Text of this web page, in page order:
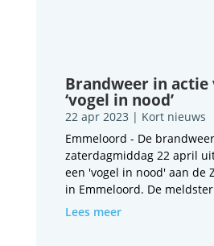
Brandweer in actie
‘vogel in nood’
22 apr 2023 | Kort nieuws
Emmeloord - De
zaterdagmiddag 22 april
een 'vogel in nood' aan de
in Emmeloord. De
Lees meer